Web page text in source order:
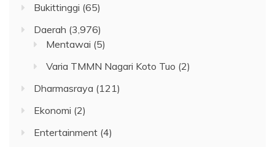
Bukittinggi (65)
Daerah (3,976)
Mentawai (5)
Varia TMMN Nagari Koto Tuo (2)
Dharmasraya (121)
Ekonomi (2)
Entertainment (4)